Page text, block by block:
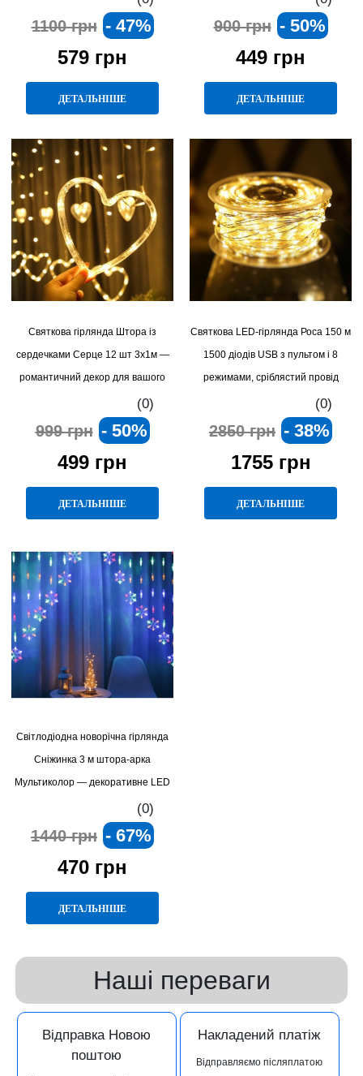
1100 грн - 47%
579 грн
ДЕТАЛЬНІШЕ
900 грн - 50%
449 грн
ДЕТАЛЬНІШЕ
Святкова гірлянда Штора із
сердечками Серце 12 шт 3х1м —
романтичний декор для вашого
(0)
999 грн - 50%
499 грн
ДЕТАЛЬНІШЕ
Святкова LED-гірлянда Роса 150 м
1500 діодів USB з пультом і 8
режимами, сріблястий провід
(0)
2850 грн - 38%
1755 грн
ДЕТАЛЬНІШЕ
Світлодіодна новорічна гірлянда
Сніжинка 3 м штора-арка
Мультиколор — декоративне LED
освітлення для дому, вікон,
святкових заходів та зимових
композицій
(0)
1440 грн - 67%
470 грн
ДЕТАЛЬНІШЕ
Наші переваги
Відправка Новою
поштою
Накладений платіж
Відправляємо післяплатою